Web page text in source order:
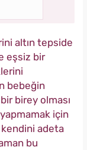
altın tepside
eşsiz bir
bebeğin
birey olması
için
adeta
bu